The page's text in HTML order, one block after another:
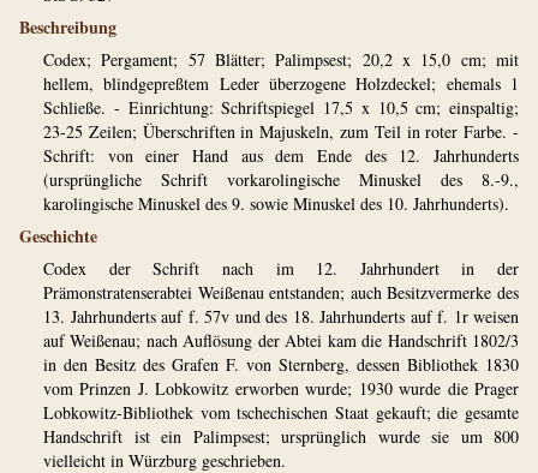
Beschreibung
Codex; Pergament; 57 Blätter; Palimpsest; 20,2 x 15,0 cm; mit
hellem, blindgepreßtem Leder überzogene Holzdeckel; ehemals 1
Schließe. - Einrichtung: Schriftspiegel 17,5 x 10,5 cm; einspaltig;
23-25 Zeilen; Überschriften in Majuskeln, zum Teil in roter Farbe. -
Schrift: von einer Hand aus dem Ende des 12. Jahrhunderts
(ursprüngliche Schrift vorkarolingische Minuskel des 8.-9.,
karolingische Minuskel des 9. sowie Minuskel des 10. Jahrhunderts).
Geschichte
Codex der Schrift nach im 12. Jahrhundert in der
Prämonstratenserabtei Weißenau entstanden; auch Besitzvermerke des
13. Jahrhunderts auf f. 57v und des 18. Jahrhunderts auf f. 1r weisen
auf Weißenau; nach Auflösung der Abtei kam die Handschrift 1802/3
in den Besitz des Grafen F. von Sternberg, dessen Bibliothek 1830
vom Prinzen J. Lobkowitz erworben wurde; 1930 wurde die Prager
Lobkowitz-Bibliothek vom tschechischen Staat gekauft; die gesamte
Handschrift ist ein Palimpsest; ursprünglich wurde sie um 800
vielleicht in Würzburg geschrieben.